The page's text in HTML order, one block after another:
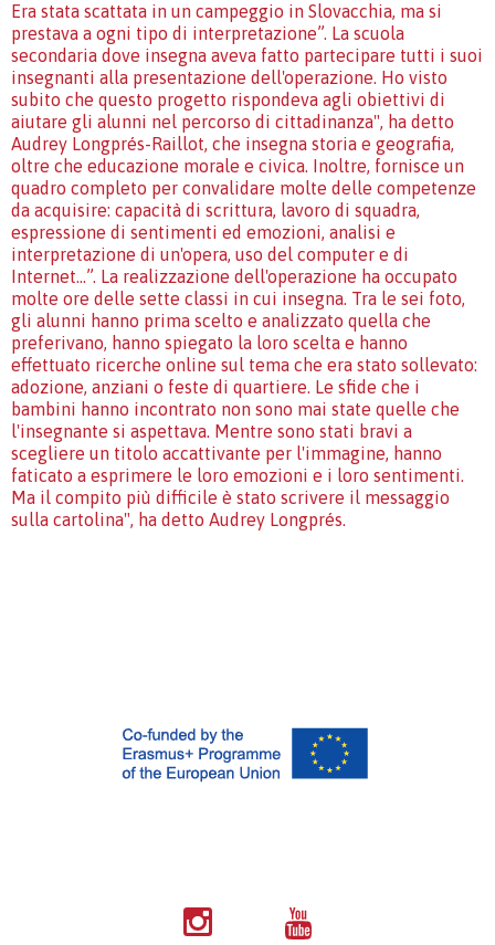
Era stata scattata in un campeggio in Slovacchia, ma si
prestava a ogni tipo di interpretazione”. La scuola
secondaria dove insegna aveva fatto partecipare tutti i suoi
insegnanti alla presentazione dell'operazione. Ho visto
subito che questo progetto rispondeva agli obiettivi di
aiutare gli alunni nel percorso di cittadinanza", ha detto
Audrey Longprés-Raillot, che insegna storia e geografia,
oltre che educazione morale e civica. Inoltre, fornisce un
quadro completo per convalidare molte delle competenze
da acquisire: capacità di scrittura, lavoro di squadra,
espressione di sentimenti ed emozioni, analisi e
interpretazione di un'opera, uso del computer e di
Internet...”. La realizzazione dell'operazione ha occupato
molte ore delle sette classi in cui insegna. Tra le sei foto,
gli alunni hanno prima scelto e analizzato quella che
preferivano, hanno spiegato la loro scelta e hanno
effettuato ricerche online sul tema che era stato sollevato:
adozione, anziani o feste di quartiere. Le sfide che i
bambini hanno incontrato non sono mai state quelle che
l'insegnante si aspettava. Mentre sono stati bravi a
scegliere un titolo accattivante per l'immagine, hanno
faticato a esprimere le loro emozioni e i loro sentimenti.
Ma il compito più difficile è stato scrivere il messaggio
sulla cartolina", ha detto Audrey Longprés.